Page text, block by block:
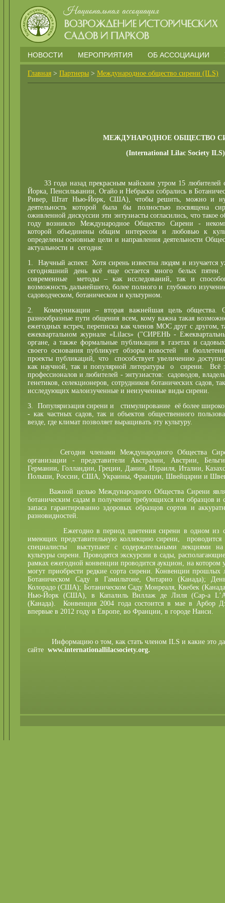
НОВОСТИ МЕРОПРИЯТИЯ ОБ АССОЦИАЦИИ
Главная > Партнеры > Международное общество сирени (ILS)
МЕЖДУНАРОДНОЕ ОБЩЕСТВО
(International Lilac Society ILS)
33 года назад прекрасным майским утром 15 любителей
Йорка, Пенсильвании, Огайо и Небраски собрались в
Ривер, Штат Нью-Йорк, США), чтобы решить, можно и
деятельность которой была бы полностью посвящена
оживленной дискуссии эти энтузиасты согласились, что такое
году возникло Международное Общество Сирени -
которой объединены общим интересом и любовью к
определены основные цели и направления деятельности
актуальности и сегодня:
1. Научный аспект. Хотя сирень известна людям и изучается
сегодняшний день всё еще остается много белых
современные методы – как исследований, так и
возможность дальнейшего, более полного и глубокого
садоводческом, ботаническом и культурном.
2. Коммуникации – вторая важнейшая цель общества.
разнообразные пути общения всем, кому важна такая
ежегодных встреч, переписка как членов МОС друг с другом,
ежеквартальном журнале «Lilacs» ("СИРЕНЬ -
органе, а также формальные публикации в газетах и
своего основания публикует обзоры новостей и
проекты публикаций, что способствует увеличению
как научной, так и популярной литературы о сирени. Всё
профессионалов и любителей - энтузиастов: садоводов,
генетиков, селекционеров, сотрудников ботанических садов,
исследующих малоизученные и неизученные виды сирени.
3. Популяризация сирени и стимулирование её более
- как частных садов, так и объектов общественного
везде, где климат позволяет выращивать эту культуру.
Сегодня членами Международного Общества
организации - представители Австралии, Австрии,
Германии, Голландии, Греции, Дании, Израиля, Италии,
Польши, России, США, Украины, Франции, Швейцарии и
Важной целью Международного Общества Сирени
ботаническим садам в получении требующихся им образцов и
запаса гарантированно здоровых образцов сортов и
разновидностей.
Ежегодно в период цветения сирени в одном из
имеющих представительную коллекцию сирени,
специалисты выступают с содержательными лекциями
культуры сирени. Проводятся экскурсии в сады,
рамках ежегодной конвенции проводится аукцион, на котором
могут приобрести редкие сорта сирени. Конвенции прошлых
Ботаническом Саду в Гамильтоне, Онтарио (Канада);
Колорадо (США); Ботаническом Саду Монреаля, Квебек
Нью-Йорк (США), в Капалиль Виллаж де Лиля (Cap-a
(Канада). Конвенция 2004 года состоится в мае в
впервые в 2012 году в Европе, во Франции, в городе Нанси.
Информацию о том, как стать членом ILS и какие это
сайте www.internationallilacsociety.org.